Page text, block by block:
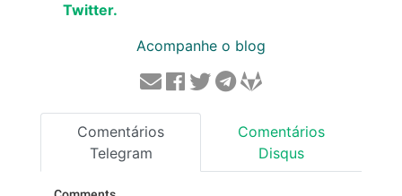
Twitter.
Acompanhe o blog
Comentários
Telegram
Comentários
Disqus